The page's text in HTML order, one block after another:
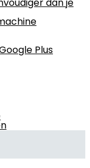
Plus